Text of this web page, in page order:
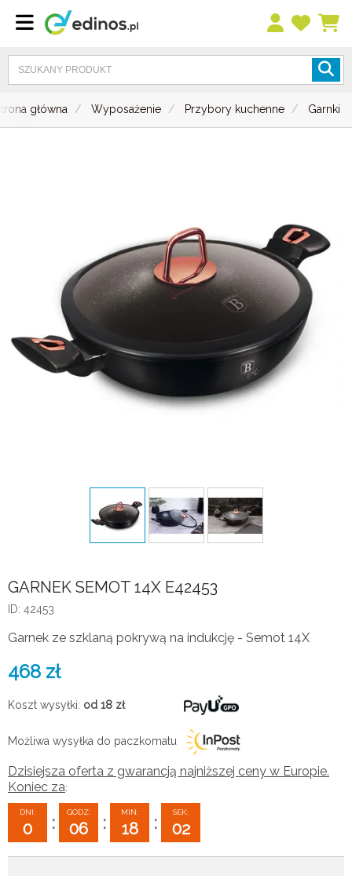
główna Wyposażenie Przybory kuchenne Garnki
GARNEK SEMOT 14X E42453
ID: 42453
Garnek ze szklaną pokrywą na indukcję - Semot 14X
468 zł
Koszt wysyłki: od 18 zł
Możliwa wysyłka do paczkomatu
Dzisiejsza oferta z gwarancją najniższej ceny w Europie.
Koniec za:
DNI:
0 :
GODZ:
06 :
MIN:
18 :
SEK:
01